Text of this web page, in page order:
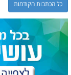
כל הכתבות הקודמות